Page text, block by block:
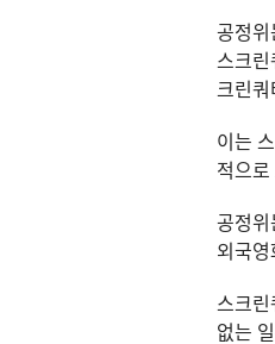
공정위
스크
크린
이는
적으
공정위
외국
스크
없는